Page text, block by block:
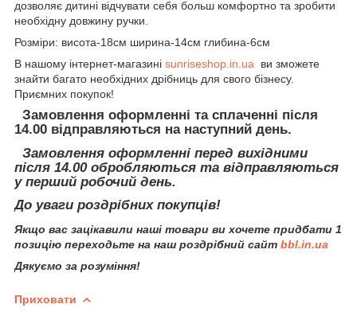
дозволяє дитині відчувати себя больш комфортно та зробити
необхідну довжину ручки.
Розміри: висота-18см ширина-14см глибина-6см
В нашому інтернет-магазині sunriseshop.in.ua ви зможете
знайти багато необхідних дрібниць для свого бізнесу.
Приємних покупок!
Замовлення оформленні та сплаченні після
14.00 відправляються на наступний день.
Замовлення оформленні перед вихідними
після 14.00 обробляються та відправляються
у перший робочий день.
До уваги роздрібних покупців!
Якщо вас зацікавили наші товари ви хочете придбати 1
позицію переходьте на наш роздрібний сайт bbl.in.ua
Дякуємо за розуміння!
Приховати